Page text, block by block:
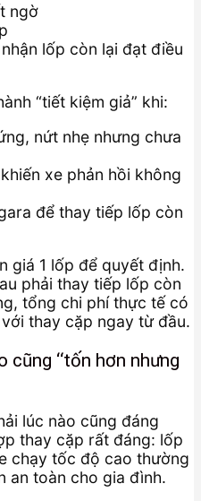
ngờ
lốp còn lại đạt điều
“tiết kiệm giả” khi:
nứt nhẹ nhưng chưa
xe phản hồi không
để thay tiếp lốp còn
giá 1 lốp để quyết định.
phải thay tiếp lốp còn
tổng chi phí thực tế có
thay cặp ngay từ đầu.
cũng “tốn hơn nhưng
lúc nào cũng đáng
thay cặp rất đáng: lốp
chạy tốc độ cao thường
an toàn cho gia đình.